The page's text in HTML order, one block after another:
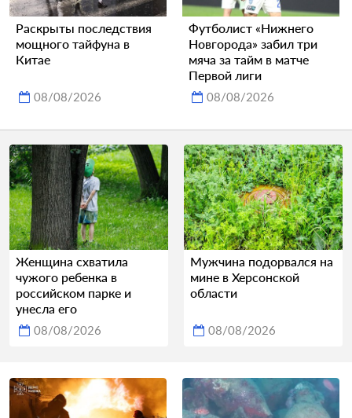
Раскрыты последствия
мощного тайфуна в
Китае
08/08/2026
Футболист «Нижнего
Новгорода» забил три
мяча за тайм в матче
Первой лиги
08/08/2026
Женщина схватила
чужого ребенка в
российском парке и
унесла его
08/08/2026
Мужчина подорвался на
мине в Херсонской
области
08/08/2026